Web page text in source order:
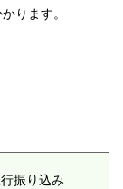
ります。
振り込み